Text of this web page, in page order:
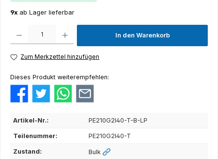
9x ab Lager lieferbar
In den Warenkorb
Zum Merkzettel hinzufügen
Dieses Produkt weiterempfehlen:
Artikel-Nr.: PE210G2I40-T-B-LP
Teilenummer: PE210G2I40-T
Zustand: Bulk